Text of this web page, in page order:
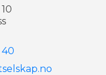
40